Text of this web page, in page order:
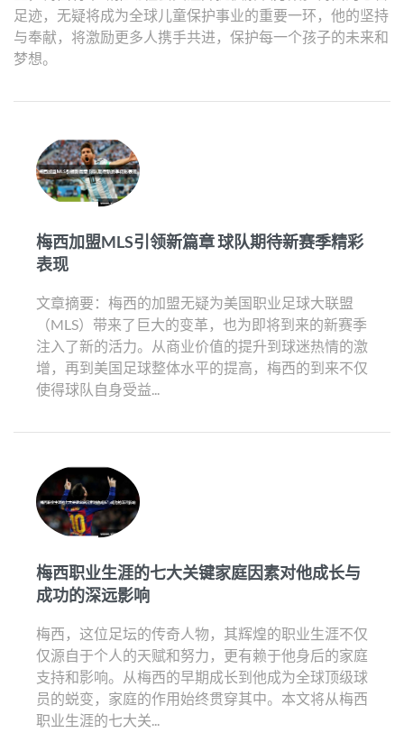
足迹，无疑将成为全球儿童保护事业的重要一环，他的坚持
与奉献，将激励更多人携手共进，保护每一个孩子的未来和
梦想。
梅西加盟MLS引领新篇章 球队期待新赛季精彩
表现
文章摘要：梅西的加盟无疑为美国职业足球大联盟
（MLS）带来了巨大的变革，也为即将到来的新赛季
注入了新的活力。从商业价值的提升到球迷热情的激
增，再到美国足球整体水平的提高，梅西的到来不仅
使得球队自身受益...
梅西职业生涯的七大关键家庭因素对他成长与
成功的深远影响
梅西，这位足坛的传奇人物，其辉煌的职业生涯不仅
仅源自于个人的天赋和努力，更有赖于他身后的家庭
支持和影响。从梅西的早期成长到他成为全球顶级球
员的蜕变，家庭的作用始终贯穿其中。本文将从梅西
职业生涯的七大关...